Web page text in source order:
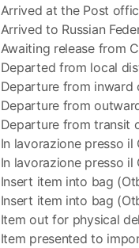
Arrived at the Post
Arrived to Russian
Awaiting release from
Departed from local
Departure from inward
Departure from
Departure from transit
In lavorazione presso
In lavorazione presso
Insert item into bag
Insert item into bag
Item out for physical
Item presented to